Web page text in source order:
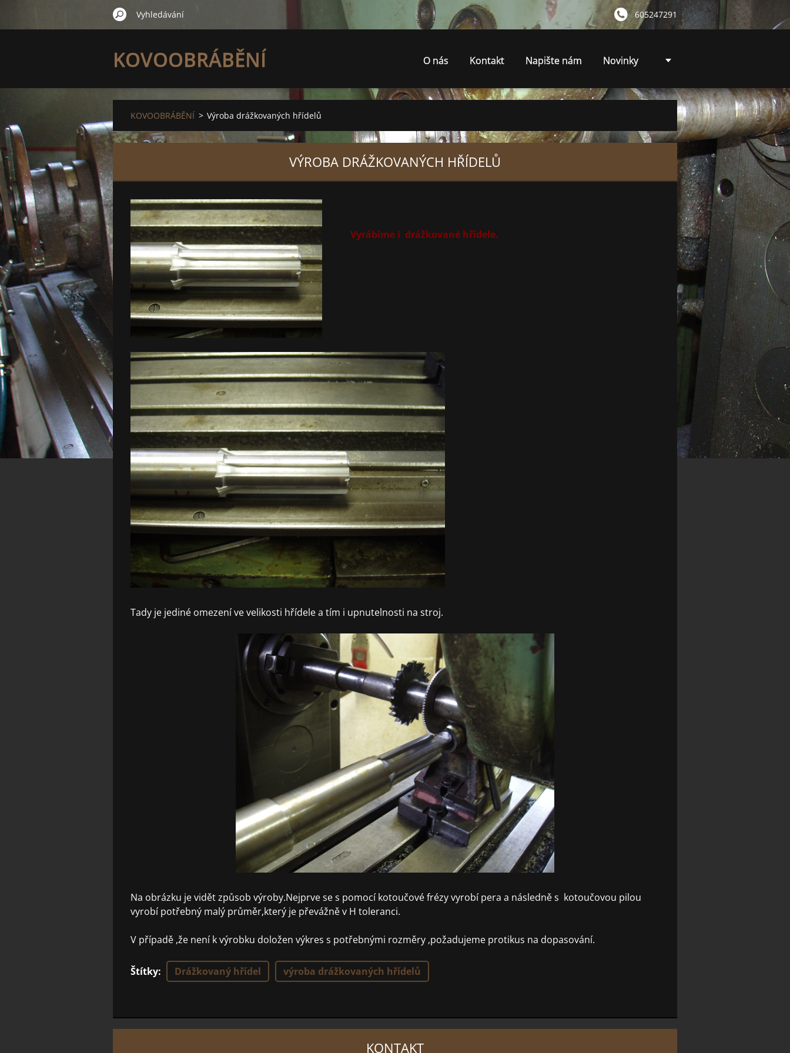
605247291
KOVOOBRÁBĚNÍ O nás Kontakt Napište nám Novinky
KOVOOBRÁBĚNÍ > Výroba drážkovaných hřídelů
VÝROBA DRÁŽKOVANÝCH HŘÍDELŮ
Vyrábíme i drážkované hřídele.
Tady je jediné omezení ve velikosti hřídele a tím i upnutelnosti na stroj.
Na obrázku je vidět způsob výroby.Nejprve se s pomocí kotoučové frézy vyrobí pera a následně s kotoučovou pilou
vyrobí potřebný malý průměr,který je převážně v H toleranci.
V případě ,že není k výrobku doložen výkres s potřebnými rozměry ,požadujeme protikus na dopasování.
Štítky: Drážkovaný hřídel výroba drážkovaných hřídelů
KONTAKT